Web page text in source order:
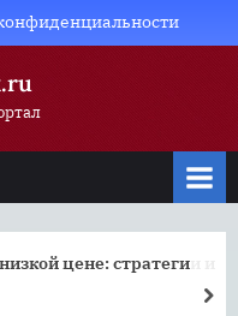
цене: стратегии и